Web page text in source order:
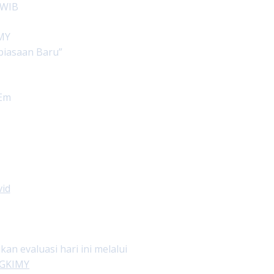
Baru”
evaluasi hari ini melalui